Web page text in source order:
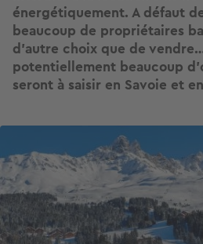
énergétiquement. A défaut
beaucoup de propriétaires
d'autre choix que de
potentiellement beaucoup
seront à saisir en Savoie et
Image